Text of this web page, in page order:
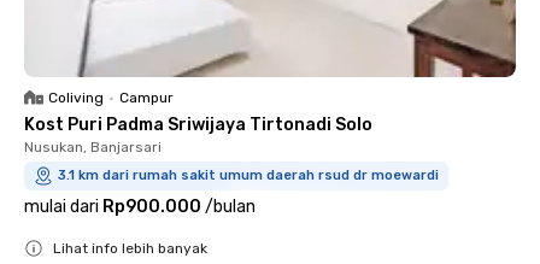
Coliving • Campur
Kost Puri Padma Sriwijaya Tirtonadi Solo
Nusukan, Banjarsari
3.1 km dari rumah sakit umum daerah rsud dr moewardi
mulai dari Rp900.000 /bulan
Lihat info lebih banyak